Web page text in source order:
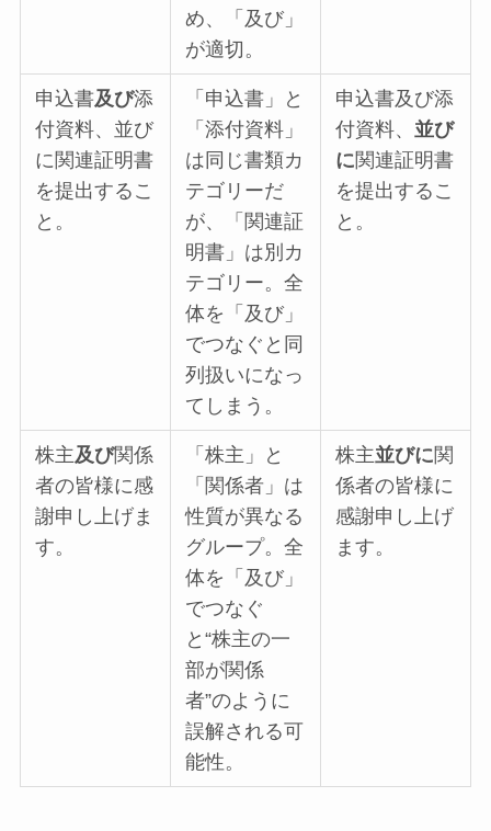
め、「及び」
が適切。
申込書及び添
付資料、並び
に関連証明書
を提出するこ
と。
「申込書」と
「添付資料」
は同じ書類カ
テゴリーだ
が、「関連証
明書」は別カ
テゴリー。全
体を「及び」
でつなぐと同
列扱いになっ
てしまう。
申込書及び添
付資料、 並び
に関連証明書
を提出するこ
と。
株主及び関係
者の皆様に感
謝申し上げま
す。
「株主」と
「関係者」は
性質が異なる
グループ。全
体を「及び」
でつなぐ
と“株主の一
部が関係
者”のように
誤解される可
能性。
株主並びに関
係者の皆様に
感謝申し上げ
ます。